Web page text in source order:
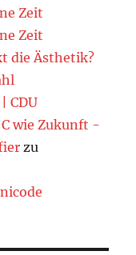
Zeit
Zeit
die Ästhetik?
CDU
wie Zukunft -
zu